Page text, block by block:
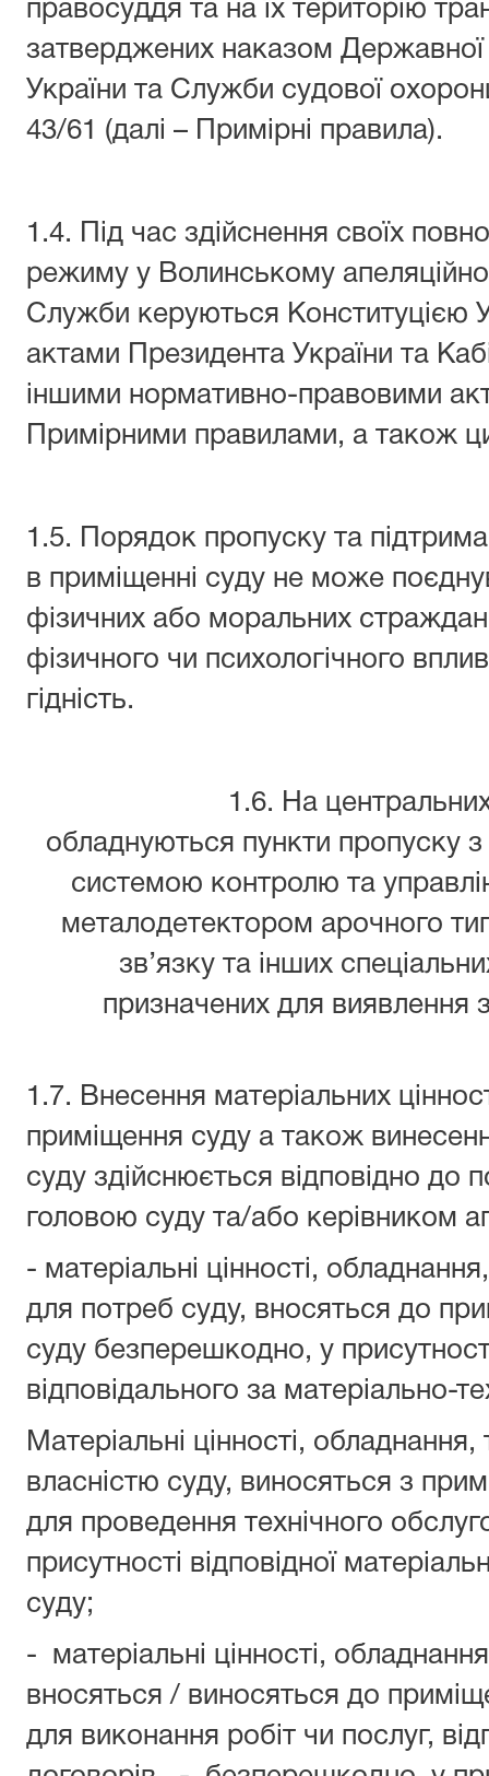
правосуддя та на їх територію
затверджених наказом Державної
України та Служби судової
43/61 (далі – Примірні правила).
1.4. Під час здійснення своїх
режиму у Волинському
Служби керуються Конституцією
актами Президента України та
іншими нормативно-правовими
Примірними правилами, а також
1.5. Порядок пропуску та
в приміщенні суду не може
фізичних або моральних
фізичного чи психологічного
гідність.
1.6. На центральних
обладнуються пункти пропуску
системою контролю та
металодетектором арочного
зв’язку та інших
призначених для виявлення
1.7. Внесення матеріальних
приміщення суду а також
суду здійснюється відповідно до
головою суду та/або керівником
- матеріальні цінності,
для потреб суду, вносяться до
суду безперешкодно, у
відповідального за матеріально-
Матеріальні цінності,
власністю суду, виносяться з
для проведення технічного
присутності відповідної
суду;
- матеріальні цінності,
вносяться / виносяться до
для виконання робіт чи послуг,